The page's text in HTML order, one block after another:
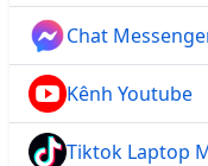
Chat
Kênh Youtube
Tiktok Laptop